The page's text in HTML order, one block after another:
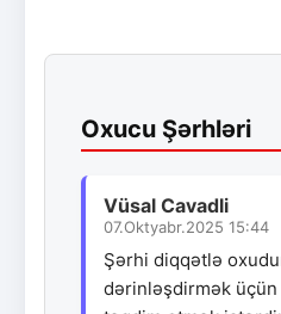
Oxucu Şərhləri
Vüsal Cavadli
07.Oktyabr.2025 15:44
Şərhi diqqətlə
dərinləşdirmək